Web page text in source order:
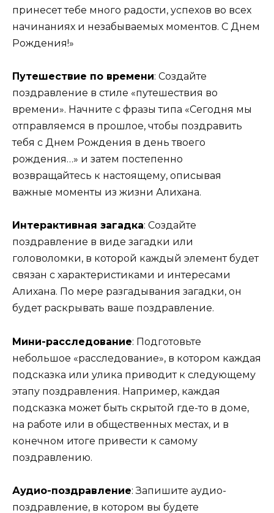
принесет тебе много радости, успехов во всех
начинаниях и незабываемых моментов. С Днем
Рождения!»
Путешествие по времени: Создайте
поздравление в стиле «путешествия во
времени». Начните с фразы типа «Сегодня мы
отправляемся в прошлое, чтобы поздравить
тебя с Днем Рождения в день твоего
рождения…» и затем постепенно
возвращайтесь к настоящему, описывая
важные моменты из жизни Алихана.
Интерактивная загадка: Создайте
поздравление в виде загадки или
головоломки, в которой каждый элемент будет
связан с характеристиками и интересами
Алихана. По мере разгадывания загадки, он
будет раскрывать ваше поздравление.
Мини-расследование: Подготовьте
небольшое «расследование», в котором каждая
подсказка или улика приводит к следующему
этапу поздравления. Например, каждая
подсказка может быть скрытой где-то в доме,
на работе или в общественных местах, и в
конечном итоге привести к самому
поздравлению.
Аудио-поздравление: Запишите аудио-
поздравление, в котором вы будете